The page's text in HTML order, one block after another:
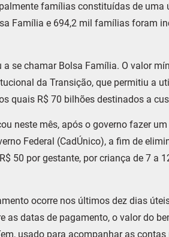
famílias constituídas de uma
Família e 694,2 mil famílias foram
se chamar Bolsa Família. O valor
da Transição, que permitiu a
quais R$ 70 bilhões destinados a
neste mês, após o governo fazer
Federal (CadÚnico), a fim de
50 por gestante, por criança de 7 a
ocorre nos últimos dez dias
as datas de pagamento, o valor do
usado para acompanhar as